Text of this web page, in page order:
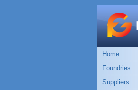
Home
Foundries
Suppliers